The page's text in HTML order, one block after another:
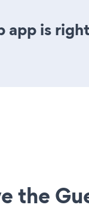
app is
the